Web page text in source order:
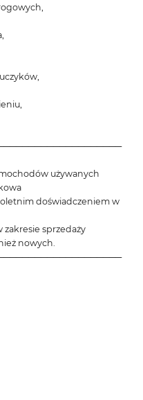
używanych
doświadczeniem w
zakresie sprzedaży
nowych.